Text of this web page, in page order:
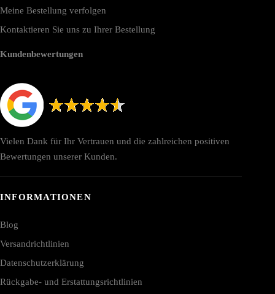
Meine Bestellung verfolgen
Kontaktieren Sie uns zu Ihrer Bestellung
Kundenbewertungen
Vielen Dank für Ihr Vertrauen und die zahlreichen positiven
Bewertungen unserer Kunden.
INFORMATIONEN
Blog
Versandrichtlinien
Datenschutzerklärung
Rückgabe- und Erstattungsrichtlinien